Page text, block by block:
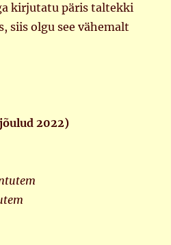
kirjutatu päris taltekki
siis olgu see vähemalt
2022)